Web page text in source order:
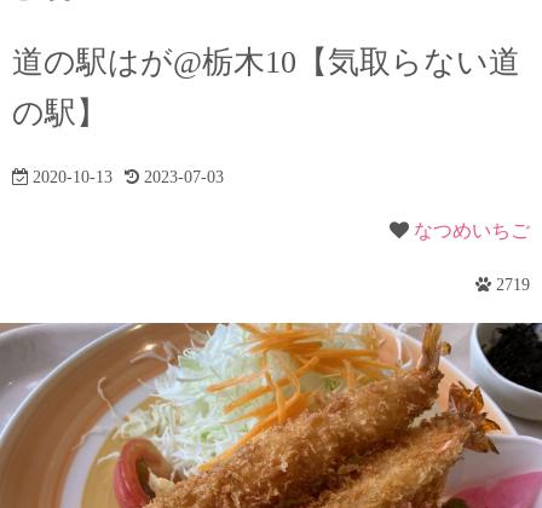
道の駅はが@栃木10【気取らない道
の駅】
2020-10-13 2023-07-03
なつめいちご
2719